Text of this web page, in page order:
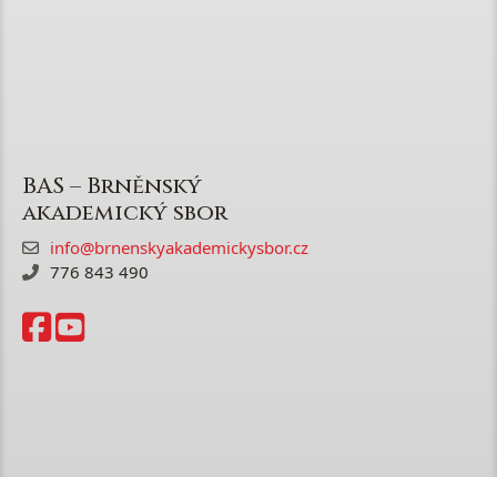
BAS – Brněnský
akademický sbor
info@brnenskyakademickysbor.cz
776 843 490